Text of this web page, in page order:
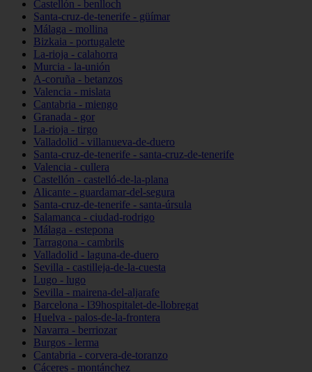
Castellón - benlloch
Santa-cruz-de-tenerife - güímar
Málaga - mollina
Bizkaia - portugalete
La-rioja - calahorra
Murcia - la-unión
A-coruña - betanzos
Valencia - mislata
Cantabria - miengo
Granada - gor
La-rioja - tirgo
Valladolid - villanueva-de-duero
Santa-cruz-de-tenerife - santa-cruz-de-tenerife
Valencia - cullera
Castellón - castelló-de-la-plana
Alicante - guardamar-del-segura
Santa-cruz-de-tenerife - santa-úrsula
Salamanca - ciudad-rodrigo
Málaga - estepona
Tarragona - cambrils
Valladolid - laguna-de-duero
Sevilla - castilleja-de-la-cuesta
Lugo - lugo
Sevilla - mairena-del-aljarafe
Barcelona - l39hospitalet-de-llobregat
Huelva - palos-de-la-frontera
Navarra - berriozar
Burgos - lerma
Cantabria - corvera-de-toranzo
Cáceres - montánchez